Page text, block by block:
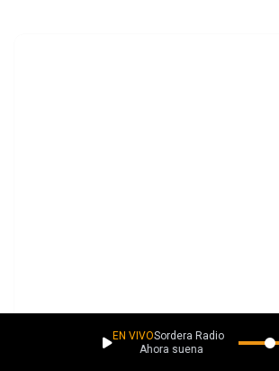
EN VIVOSordera Radio
Ahora suena